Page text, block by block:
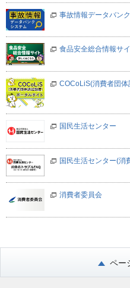
事故情報データバン
食品安全総合情報サ
COCoLiS(消費者団体
国民生活センター
国民生活センター(消
消費者委員会
ペー